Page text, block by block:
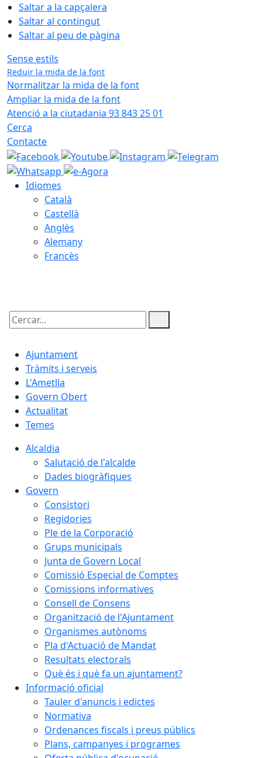
Saltar a la capçalera
Saltar al contingut
Saltar al peu de pàgina
Sense estils
Reduir la mida de la font
Normalitzar la mida de la font
Ampliar la mida de la font
Atenció a la ciutadania 93 843 25 01
Cerca
Contacte
Idiomes
Català
Castellà
Anglès
Alemany
Francès
Cercar:
Ajuntament
Tràmits i serveis
L'Ametlla
Govern Obert
Actualitat
Temes
Alcaldia
Salutació de l'alcalde
Dades biogràfiques
Govern
Consistori
Regidories
Ple de la Corporació
Grups municipals
Junta de Govern Local
Comissió Especial de Comptes
Comissions informatives
Consell de Consens
Organització de l'Ajuntament
Organismes autònoms
Pla d'Actuació de Mandat
Resultats electorals
Què és i què fa un ajuntament?
Informació oficial
Tauler d'anuncis i edictes
Normativa
Ordenances fiscals i preus públics
Plans, campanyes i programes